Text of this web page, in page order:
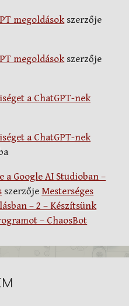
megoldásokszerzője
megoldásokszerzője
a ChatGPT-nek
a ChatGPT-nek
Google AI Studioban –
szerzőjeMesterséges
– 2 – Készítsünk
– ChaosBot